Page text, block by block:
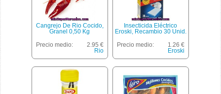
Cangrejo De Rio Cocido,
Granel 0,50 Kg
Precio medio:
2.95 €
Rio
Insecticida Eléctrico
Eroski, Recambio 30 Unid.
Precio medio:
1.26 €
Eroski